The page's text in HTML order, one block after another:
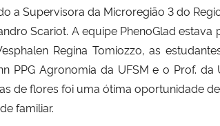
a Supervisora da Microregião 3 do
Scariot. A equipe PhenoGlad
Regina Tomiozzo, as
PPG Agronomia da UFSM e o Prof.
de flores foi uma ótima oportunidade
familiar.